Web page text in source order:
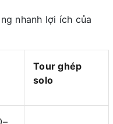
nhanh lợi ích của
Tour ghép
solo